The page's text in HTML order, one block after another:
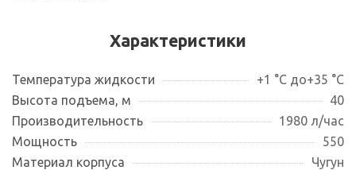
Характеристики
Температура жидкости
+1 °C до+35 °С
Высота подъема, м
40
Производительность
1980 л/час
Мощность
550
Материал корпуса
Чугун